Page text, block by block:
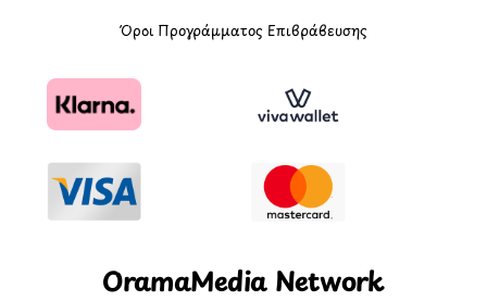
Όροι Προγράμματος Επιβράβευσης
OramaMedia Network